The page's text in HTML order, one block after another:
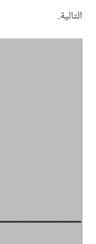
التالية.